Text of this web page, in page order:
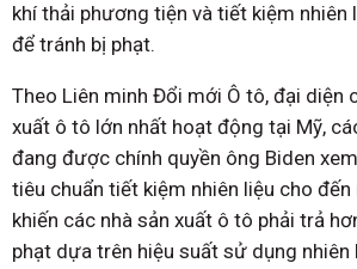
khí thải phương tiện và tiết kiệm nhiên
để tránh bị phạt.
Theo Liên minh Đổi mới Ô tô, đại diện
xuất ô tô lớn nhất hoạt động tại Mỹ,
đang được chính quyền ông Biden
tiêu chuẩn tiết kiệm nhiên liệu cho
khiến các nhà sản xuất ô tô phải trả
phạt dựa trên hiệu suất sử dụng nhiên